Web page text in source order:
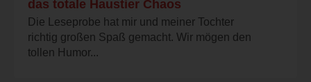
das totale Haustier Chaos
Die Leseprobe hat mir und meiner Tochter
richtig großen Spaß gemacht. Wir mögen den
tollen Humor...